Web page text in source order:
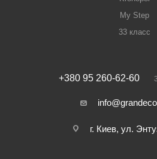
My Step
33 класс
+380 95 260-62-60
г. Киев, ул.